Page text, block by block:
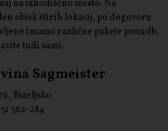
na izhodiščno mesto. Na
obisk štirih lokacij, po dogovoru
imamo različne pakete ponudb,
tudi sami.
Sagmeister
Bizeljsko
362-284